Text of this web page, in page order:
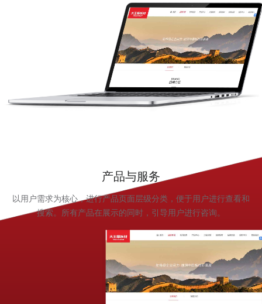
产品与服务
以用户需求为核心，进行产品页面层级分类，便于用户进行查看和
搜索。所有产品在展示的同时，引导用户进行咨询。